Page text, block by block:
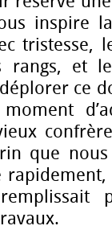
inspire
tristesse,
rangs, et
ce
que